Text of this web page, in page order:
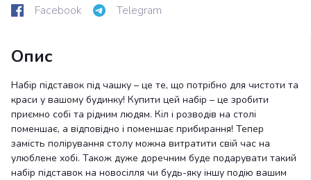
Facebook
Telegram
Опис
Набір підставок під чашку – це те, що потрібно для чистоти та
краси у вашому будинку! Купити цей набір – це зробити
приємно собі та рідним людям. Кіл і розводів на столі
поменшає, а відповідно і поменшає прибирання! Тепер
замість полірування столу можна витратити свій час на
улюблене хобі. Також дуже доречним буде подарувати такий
набір підставок на новосілля чи будь-яку іншу подію вашим